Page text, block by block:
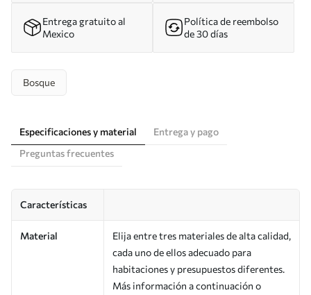
Entrega gratuito al
Mexico
Política de reembolso
de 30 días
Bosque
Especificaciones y material
Entrega y pago
Preguntas frecuentes
Características
Material
Elija entre tres materiales de alta calidad,
cada uno de ellos adecuado para
habitaciones y presupuestos diferentes.
Más información a continuación o